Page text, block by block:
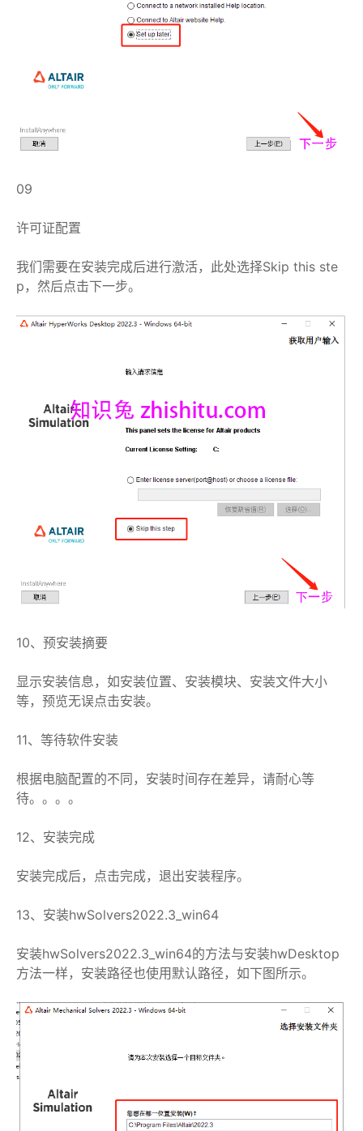
09
许可证配置
我们需要在安装完成后进行激活，此处选择Skip this ste
p，然后点击下一步。
10、预安装摘要
显示安装信息，如安装位置、安装模块、安装文件大小
等，预览无误点击安装。
11、等待软件安装
根据电脑配置的不同，安装时间存在差异，请耐心等
待。。。。
12、安装完成
安装完成后，点击完成，退出安装程序。
13、安装hwSolvers2022.3_win64
安装hwSolvers2022.3_win64的方法与安装hwDesktop
方法一样，安装路径也使用默认路径，如下图所示。